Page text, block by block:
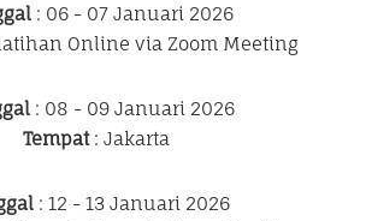
: 06 - 07 Januari 2026
Online via Zoom Meeting
: 08 - 09 Januari 2026
Tempat: Jakarta
: 12 - 13 Januari 2026